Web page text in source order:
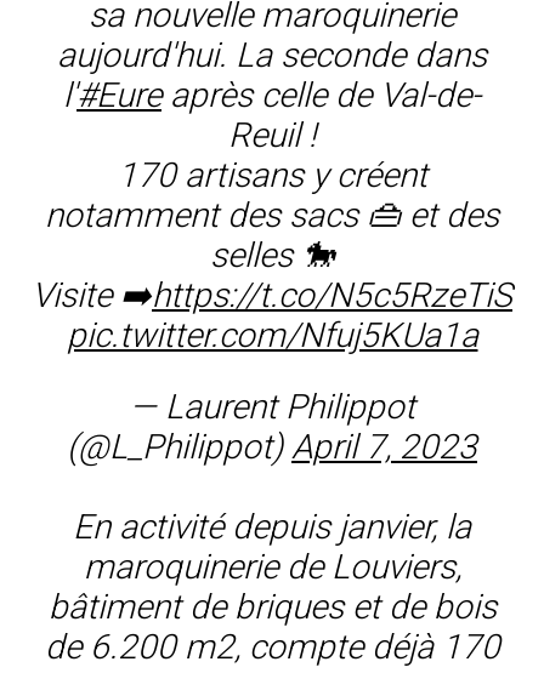
sa nouvelle maroquinerie
aujourd'hui. La seconde dans
l'#Eureaprès celle de Val-de-
Reuil !
170 artisans y créent
notamment des sacs 👜 et des
selles 🐎
Visite ➡️https://t.co/N5c5RzeTiS
pic.twitter.com/Nfuj5KUa1a
— Laurent Philippot
(@L_Philippot)April 7, 2023
En activité depuis janvier, la
maroquinerie de Louviers,
bâtiment de briques et de bois
de 6.200 m2, compte déjà 170